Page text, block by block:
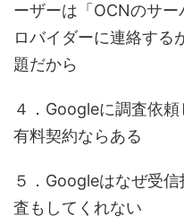
ーザーは「OCNのサ
ロバイダーに連絡する
題だから
４．Googleに調査依
有料契約ならある
５．Googleはなぜ受
査もしてくれない